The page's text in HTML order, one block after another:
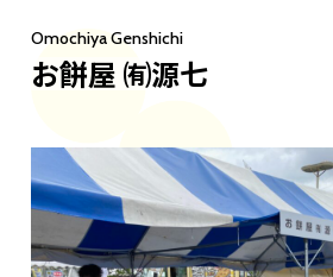
Omochiya Genshichi
お餅屋 ㈲源七